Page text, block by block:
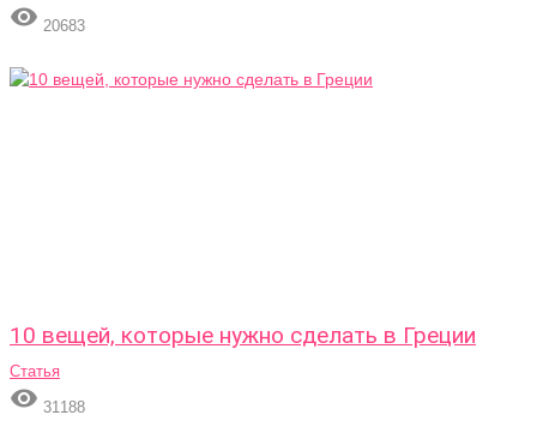
 20683
10 вещей, которые нужно сделать в Греции
Статья
 31188